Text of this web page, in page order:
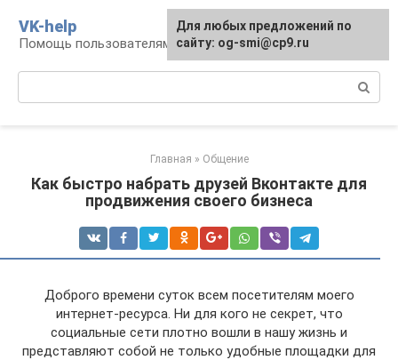
контенту
VK-help
Помощь пользователям соцсети ВКонтакте
Главная » Общение
Как быстро набрать друзей Вконтакте для
продвижения своего бизнеса
Доброго времени суток всем посетителям моего
интернет-ресурса. Ни для кого не секрет, что
социальные сети плотно вошли в нашу жизнь и
представляют собой не только удобные площадки для
Для любых предложений по
сайту: og-smi@cp9.ru